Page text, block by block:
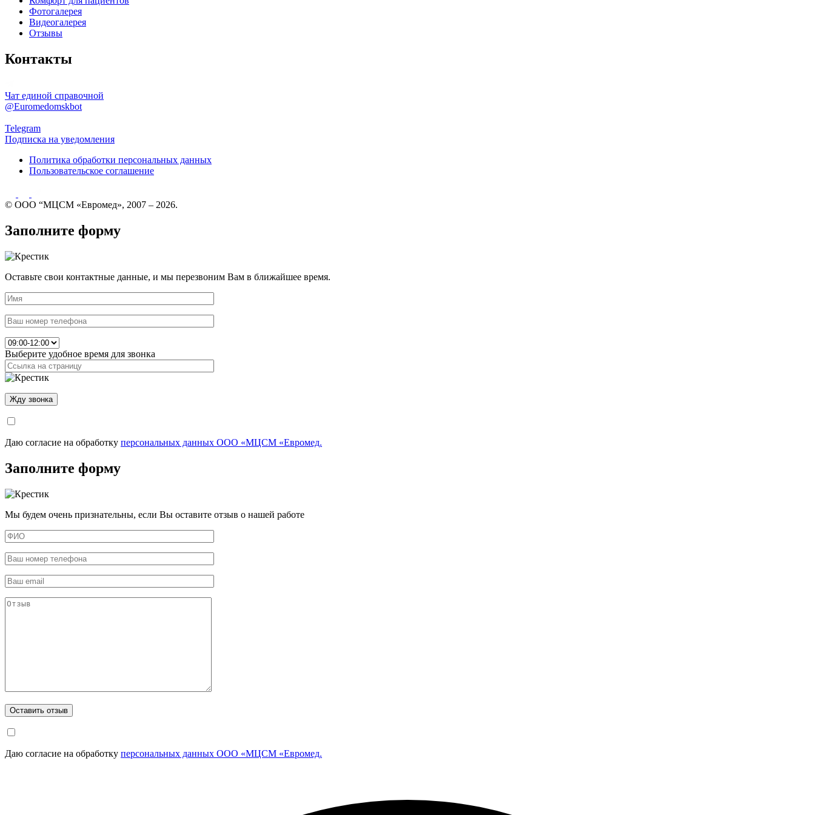
Фотогалерея
Видеогалерея
Отзывы
Контакты
Чат единой справочной
@Euromedomskbot
Telegram
Подписка на уведомления
Политика обработки персональных данных
Пользовательское соглашение
© ООО “МЦСМ «Евромед», 2007 – 2026.
Заполните форму
Оставьте свои контактные данные, и мы перезвоним Вам в ближайшее время.
Выберите удобное время для звонка
Даю согласие на обработку персональных данных ООО «МЦСМ «Евромед.
Заполните форму
Мы будем очень признательны, если Вы оставите отзыв о нашей работе
Даю согласие на обработку персональных данных ООО «МЦСМ «Евромед.